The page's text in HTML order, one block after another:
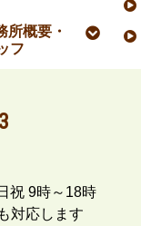
所概要・
フ
祝 9時～18時
対応します